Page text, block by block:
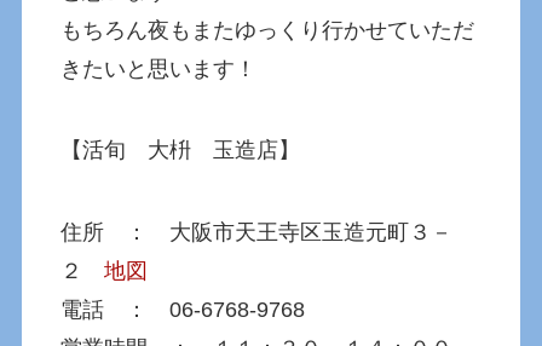
もちろん夜もまたゆっくり行かせていただ
きたいと思います！
【活旬 大枡 玉造店】
住所 ： 大阪市天王寺区玉造元町３－
２地図
電話 ： 06-6768-9768